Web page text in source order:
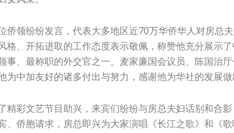
侨领纷纷发言，代表大多地区近70万华侨华人对房总
格、开拓进取的工作态度表示敬佩，称赞他充分展示
事、最称职的外交官之一。麦家廉国会议员、陈国治
为中加友好的诸多付出与努力，感谢他为华社的发展做
精彩文艺节目助兴，来宾们纷纷与房总夫妇话别和合
、侨胞请求，房总即兴为大家演唱《长江之歌》和《